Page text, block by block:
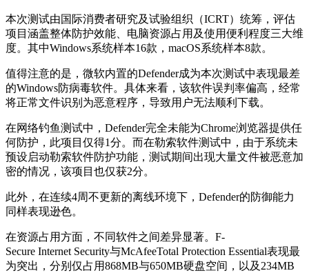
本次测试由国际消费者研究及试验组织（ICRT）统筹，评估
项目涵盖整体防护效能、电脑资源占用及使用便利程度三大维
度。其中Windows系统样本16款，macOS系统样本8款。
值得注意的是，微软内置的Defender成为本次测试中表现最差
的Windows防病毒软件。具体来看，该软件误判率偏高，经常
将正常文件识别为恶意程序，导致用户无法顺利下载。
在网络钓鱼测试中，Defender完全未能为Chrome浏览器提供任
何防护，此项目仅得1分。而在勒索软件测试中，由于系统未
预设启动勒索软件防护功能，测试期间出现大量文件被恶意加
密的情况，该项目也仅获2分。
此外，在连续4周不更新的离线环境下，Defender的防御能力
同样表现逊色。
在资源占用方面，不同软件之间差异显著。F-
Secure Internet Security与McAfeeTotal Protection Essential表现最
为突出，分别仅占用868MB与650MB硬盘空间，以及234MB